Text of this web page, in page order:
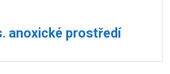
anoxické prostředí